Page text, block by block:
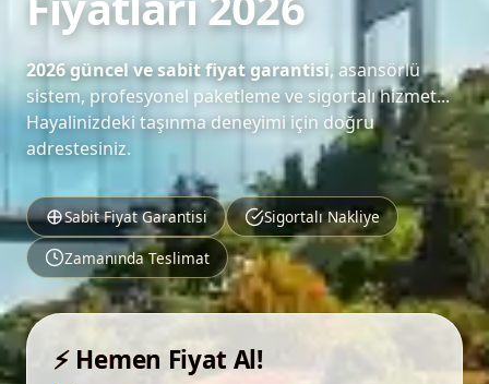
2026 güncel ve sabit fiyat garantisi, asansörlü
sistem, profesyonel paketleme ve sigortalı hizmet...
Hayalinizdeki taşınma deneyimi için doğru
adrestesiniz.
Sabit Fiyat Garantisi
Sigortalı Nakliye
Zamanında Teslimat
⚡ Hemen Fiyat Al!